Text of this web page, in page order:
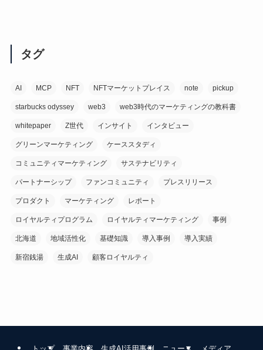
タグ
AI MCP NFT NFTマーケットプレイス note pickup
starbucks odyssey web3 web3時代のマーケティングの教科書
whitepaper Z世代 インサイト インタビュー
グリーンマーケティング ケーススタディ
コミュニティマーケティング サステナビリティ
パートナーシップ ファンコミュニティ プレスリリース
プロダクト マーケティング レポート
ロイヤルティプログラム ロイヤルティマーケティング 事例
北海道 地域活性化 基礎知識 導入事例 導入実績
新宿銭湯 生成AI 顧客ロイヤルティ